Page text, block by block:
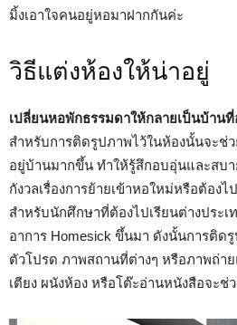
มิ้งเอาใจคนอยู่หอมาฝากกันค่ะ
วิธีแต่งห้องให้น่าอยู่
เปลี่ยนหอพักธรรมดาให้กลายเป็นบ้าน
สำหรับการติดรูปภาพไว้ในห้องนั้นจะช่
อยู่บ้านมากขึ้น ทำให้รู้สึกอบอุ่นและสบ
กังวลเรื่องการย้ายเข้าหอใหม่หรือต้อง
สำหรับนักศึกษาที่ต้องไปเรียนต่างประเ
อาการ Homesick ขึ้นมา ดังนั้นการติด
ตัวโปรด ภาพสถานที่ต่างๆ หรือภาพถ่า
เตียง ผนังห้อง หรือโต๊ะอ่านหนังสือจะช่